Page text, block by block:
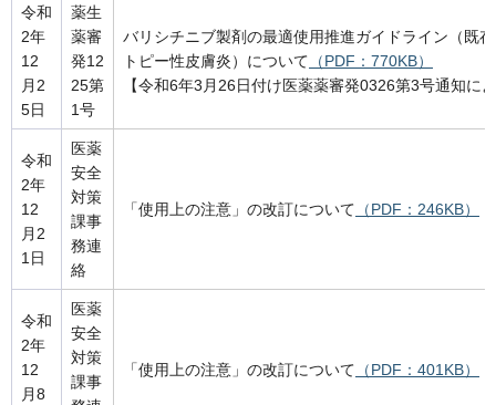
令和
2年
12
月2
5日
薬生
薬審
発12
25第
1号
バリシチニブ製剤の最適使用推進ガイドライン（既
トピー性皮膚炎）について （PDF：770KB）
【令和6年3月26日付け医薬薬審発0326第3号通知に
令和
2年
12
月2
1日
医薬
安全
対策
課事
務連
絡
「使用上の注意」の改訂について （PDF：246KB）
令和
2年
12
月8
医薬
安全
対策
課事
「使用上の注意」の改訂について （PDF：401KB）